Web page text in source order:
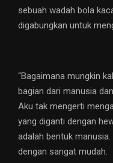
sebuah wadah bola
digabungkan untuk
“Bagaimana mungkin
bagian dari manusia
Aku tak mengerti
yang diganti dengan
adalah bentuk
dengan sangat mudah.